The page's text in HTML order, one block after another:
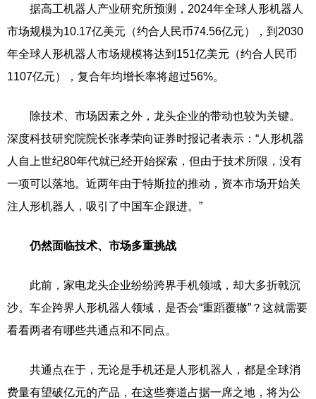
据高工机器人产业研究所预测，2024年全球人形机器人
市场规模为10.17亿美元（约合人民币74.56亿元），到2030
年全球人形机器人市场规模将达到151亿美元（约合人民币
1107亿元），复合年均增长率将超过56%。
除技术、市场因素之外，龙头企业的带动也较为关键。
深度科技研究院院长张孝荣向证券时报记者表示：“人形机器
人自上世纪80年代就已经开始探索，但由于技术所限，没有
一项可以落地。近两年由于特斯拉的推动，资本市场开始关
注人形机器人，吸引了中国车企跟进。”
仍然面临技术、市场多重挑战
此前，家电龙头企业纷纷跨界手机领域，却大多折戟沉
沙。车企跨界人形机器人领域，是否会“重蹈覆辙”？这就需要
看看两者有哪些共通点和不同点。
共通点在于，无论是手机还是人形机器人，都是全球消
费量有望破亿元的产品，在这些赛道占据一席之地，将为公